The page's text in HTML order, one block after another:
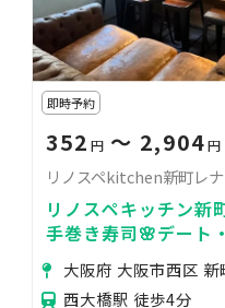
即時予約
352 円〜 2,904円
リノスペkitchen新町レ
リノスペキッチン新
手巻き寿司🌸デート
飲み会・打ちあげ歓
大阪府 大阪市西区 新
西大橋駅 徒歩4分